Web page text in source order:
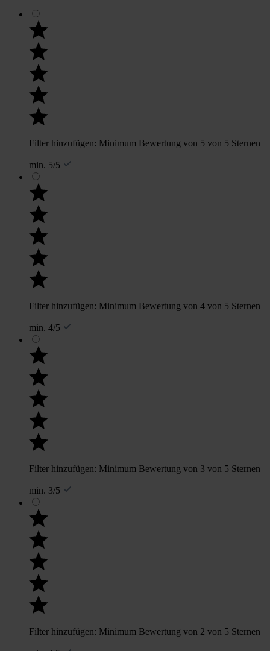
Filter hinzufügen: Minimum Bewertung von 5 von 5 Sternen
min. 5/5
Filter hinzufügen: Minimum Bewertung von 4 von 5 Sternen
min. 4/5
Filter hinzufügen: Minimum Bewertung von 3 von 5 Sternen
min. 3/5
Filter hinzufügen: Minimum Bewertung von 2 von 5 Sternen